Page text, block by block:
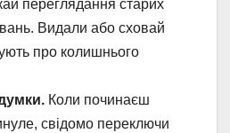
переглядання старих
Видали або сховай
про колишнього
Коли починаєш
свідомо переключи